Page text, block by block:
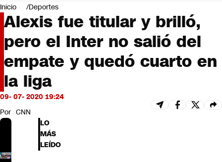
Negocios
Deportes
Programas completos
Cultura
Servicios
Bits
CNN Data
CNN tiempo
Futuro 360
Inicio Deportes
Alexis fue titular y brilló,
pero el Inter no salió del
empate y quedó cuarto en
la liga
09- 07- 2020 19:24
Por CNN
LO
MÁS
LEÍDO